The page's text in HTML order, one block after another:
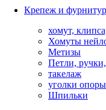
Крепеж и
хомут,
Хомуты
Метизы
Петли,
такелаж
уголки
Шпильки